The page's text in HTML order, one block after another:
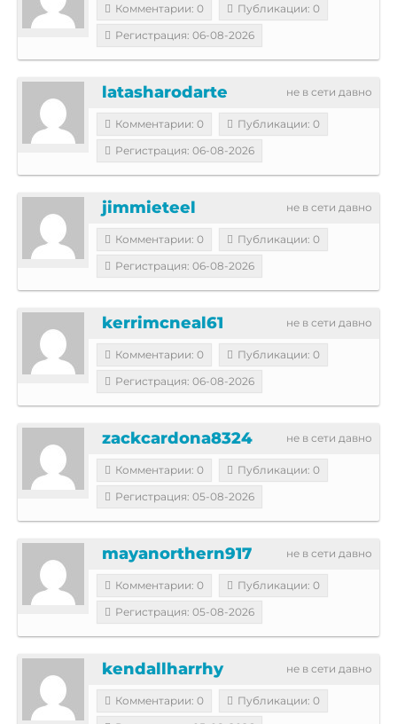
Комментарии: 0
Публикации: 0
Регистрация: 06-08-2026
не в сети давно
latasharodarte
Комментарии: 0
Публикации: 0
Регистрация: 06-08-2026
не в сети давно
jimmieteel
Комментарии: 0
Публикации: 0
Регистрация: 06-08-2026
не в сети давно
kerrimcneal61
Комментарии: 0
Публикации: 0
Регистрация: 06-08-2026
не в сети давно
zackcardona8324
Комментарии: 0
Публикации: 0
Регистрация: 05-08-2026
не в сети давно
mayanorthern917
Комментарии: 0
Публикации: 0
Регистрация: 05-08-2026
не в сети давно
kendallharrhy
Комментарии: 0
Публикации: 0